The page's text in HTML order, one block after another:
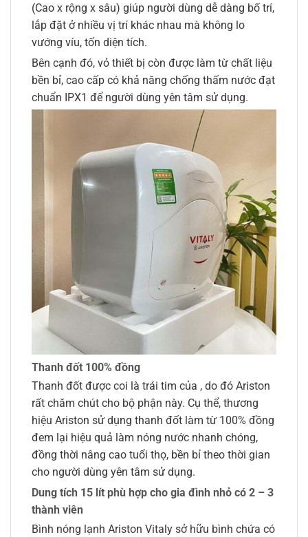
(Cao x rộng x sâu) giúp người dùng dễ dàng bố trí,
lắp đặt ở nhiều vị trí khác nhau mà không lo
vướng víu, tốn diện tích.
Bên cạnh đó, vỏ thiết bị còn được làm từ chất liệu
bền bỉ, cao cấp có khả năng chống thấm nước đạt
chuẩn IPX1 để người dùng yên tâm sử dụng.
Thanh đốt 100% đồng
Thanh đốt được coi là trái tim của , do đó Ariston
rất chăm chút cho bộ phận này. Cụ thể, thương
hiệu Ariston sử dụng thanh đốt làm từ 100% đồng
đem lại hiệu quả làm nóng nước nhanh chóng,
đồng thời nâng cao tuổi thọ, bền bỉ theo thời gian
cho người dùng yên tâm sử dụng.
Dung tích 15 lít phù hợp cho gia đình nhỏ có 2 – 3
thành viên
Bình nóng lạnh Ariston Vitaly sở hữu bình chứa có